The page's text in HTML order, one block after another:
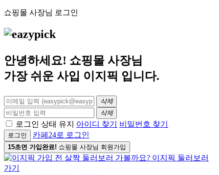
쇼핑몰 사장님 로그인
안녕하세요! 쇼핑몰 사장님
가장 쉬운 사입 이지픽 입니다.
삭제
삭제
로그인 상태 유지 아이디 찾기 비밀번호 찾기
로그인 카페24로 로그인
15초면 가입완료! 쇼핑몰 사장님 회원가입